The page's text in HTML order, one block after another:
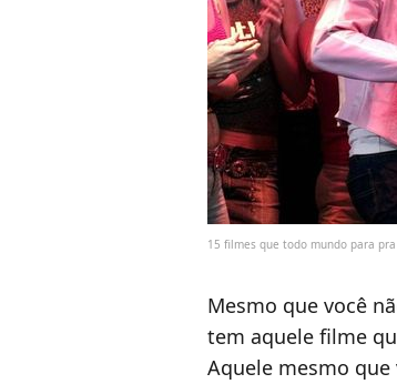
15 filmes que todo mundo para
Mesmo que você
tem aquele filme
Aquele mesmo que